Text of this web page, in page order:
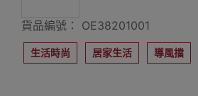
貨品編號： OE38201001
生活時尚 居家生活 導風擋